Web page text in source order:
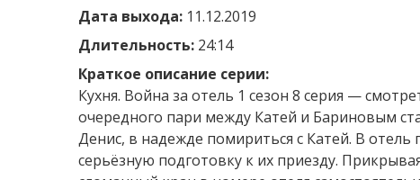
Дата выхода: 11.12.2019
Длительность: 24:14
Краткое описание серии:
Кухня. Война за отель 1 сезон 8 серия —
очередного пари между Катей и Бариновым
Денис, в надежде помириться с Катей. В
серьёзную подготовку к их приезду.